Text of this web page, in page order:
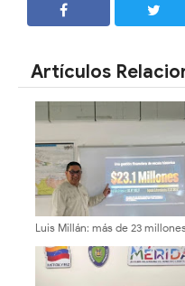
Artículos
Luis Millán: más de 23
sumida entre oscuridad y
huecos